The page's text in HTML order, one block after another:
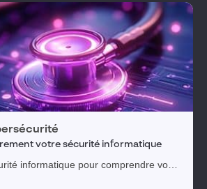
votre sécurité informatique
informatique pour comprendre vos